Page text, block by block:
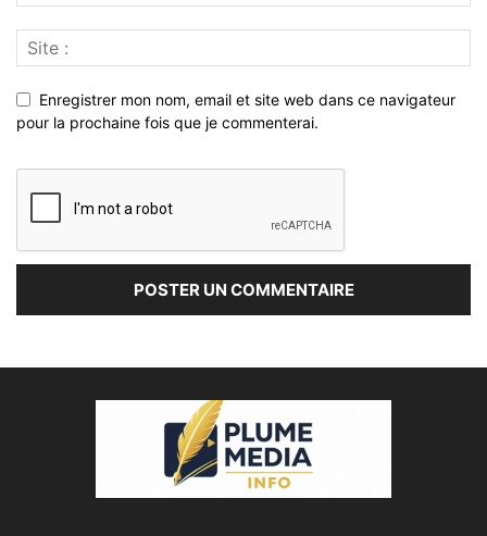
Enregistrer mon nom, email et site web dans ce navigateur
pour la prochaine fois que je commenterai.